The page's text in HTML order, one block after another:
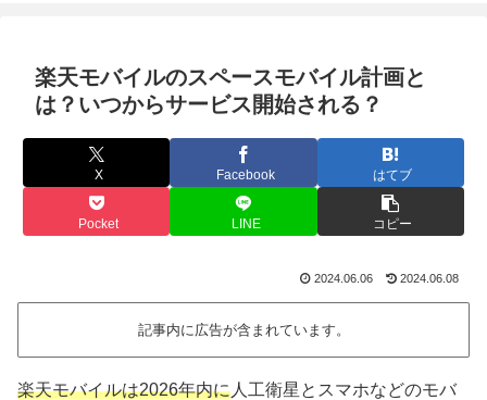
楽天モバイルのスペースモバイル計画と
は？いつからサービス開始される？
X Facebook はてブ
Pocket LINE コピー
2024.06.06 2024.06.08
記事内に広告が含まれています。
楽天モバイルは2026年内に 人工衛星とスマホなどのモバ